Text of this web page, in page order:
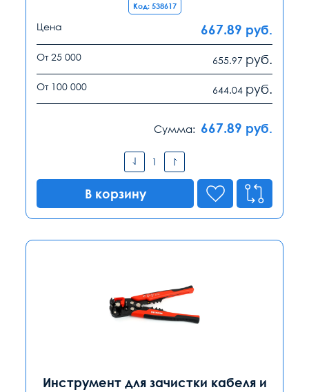
Код: 538617
Цена 667.89 руб.
От 25 000 655.97 руб.
От 100 000 644.04 руб.
Сумма: 667.89 руб.
В корзину
Инструмент для зачистки кабеля и